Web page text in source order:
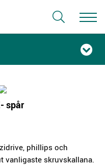
spår
phillips och
vanligaste skruvskallana.